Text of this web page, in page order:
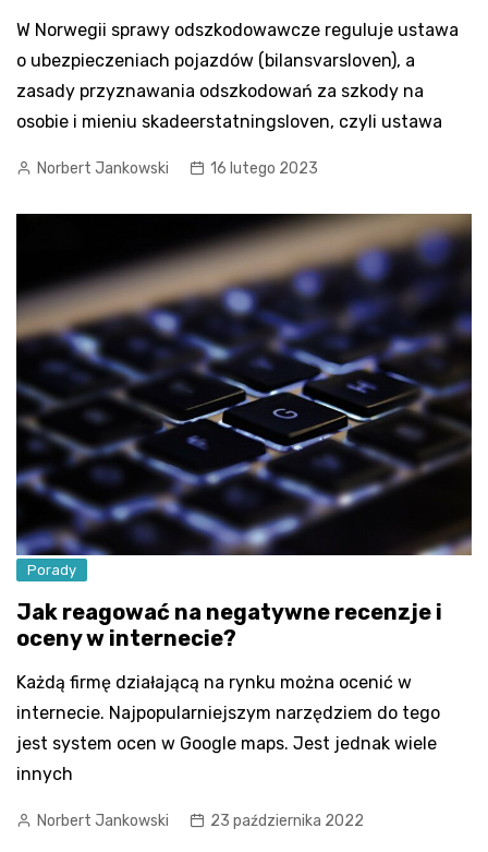
W Norwegii sprawy odszkodowawcze reguluje ustawa
o ubezpieczeniach pojazdów (bilansvarsloven), a
zasady przyznawania odszkodowań za szkody na
osobie i mieniu skadeerstatningsloven, czyli ustawa
Norbert Jankowski 16 lutego 2023
Porady
Jak reagować na negatywne recenzje i
oceny w internecie?
Każdą firmę działającą na rynku można ocenić w
internecie. Najpopularniejszym narzędziem do tego
jest system ocen w Google maps. Jest jednak wiele
innych
Norbert Jankowski 23 października 2022